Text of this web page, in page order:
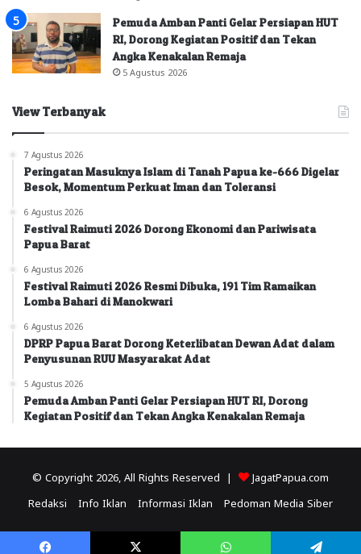
Pemuda Amban Panti Gelar Persiapan HUT
RI, Dorong Kegiatan Positif dan Tekan
Angka Kenakalan Remaja
5 Agustus 2026
View Terbanyak
7 Agustus 2026
Peringatan Masuknya Islam di Tanah Papua ke-666 Digelar
Besok, Momentum Perkuat Iman dan Toleransi
6 Agustus 2026
Festival Raimuti 2026 Dorong Ekonomi dan Pariwisata
Papua Barat
6 Agustus 2026
Festival Raimuti 2026 Resmi Dibuka, 191 Tim Ramaikan
Lomba Bahari di Manokwari
6 Agustus 2026
DPRP Papua Barat Dorong Keterlibatan Dewan Adat dalam
Penyusunan RUU Masyarakat Adat
5 Agustus 2026
Pemuda Amban Panti Gelar Persiapan HUT RI, Dorong
Kegiatan Positif dan Tekan Angka Kenakalan Remaja
© Copyright 2026, All Rights Reserved | JagatPapua.com
Redaksi Info Iklan Informasi Iklan Pedoman Media Siber